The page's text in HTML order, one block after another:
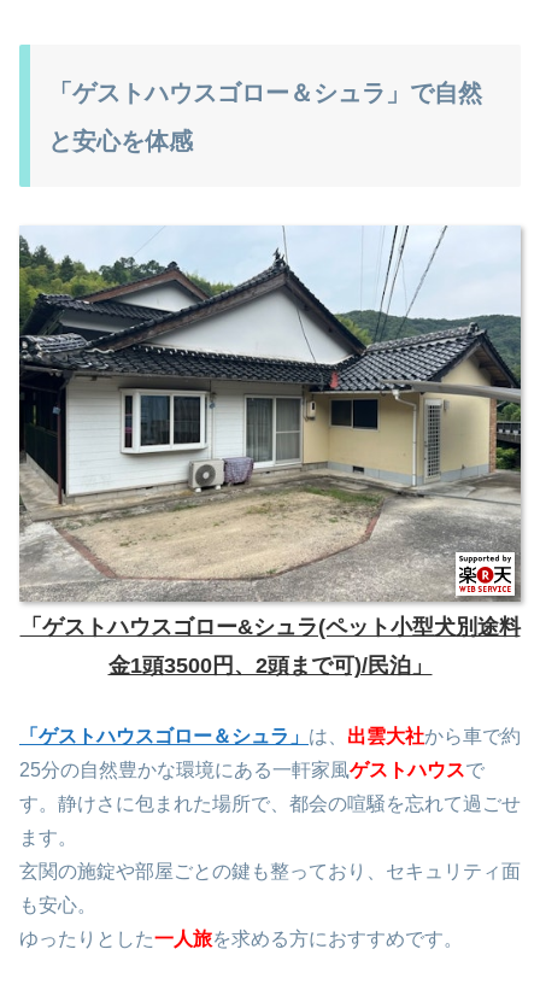
「ゲストハウスゴロー＆シュラ」で自然
と安心を体感
「ゲストハウスゴロー&シュラ(ペット小型犬別途料
金1頭3500円、2頭まで可)/民泊」
「ゲストハウスゴロー＆シュラ」 は、 出雲大社から車で約
25分の自然豊かな環境にある一軒家風ゲストハウスで
す。静けさに包まれた場所で、都会の喧騒を忘れて過ごせ
ます。
玄関の施錠や部屋ごとの鍵も整っており、セキュリティ面
も安心。
ゆったりとした一人旅を求める方におすすめです。